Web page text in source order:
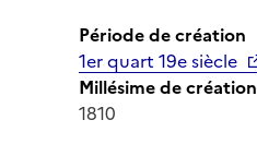
Période de création
1er quart 19e siècle
Millésime de création
1810